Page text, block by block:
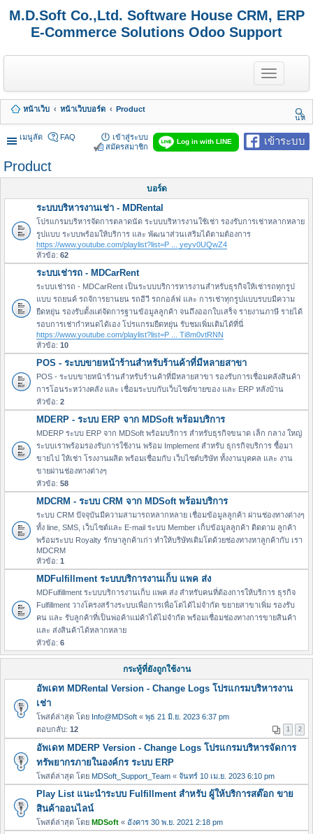
M.D.Soft Co.,Ltd. Software House CRM, ERP
E-Commerce Solutions Odoo Support
T
o
g
e
n
a
g
t
o
หน้าเว็บ หน้าเว็บบอร์ด
Product
นห
า
เมนูลัด
เข้าระบบ
Log in with LINE
FAQ
เข้าสู่ระบบ
สมัครสมาชิก
Product
บอร์ด
ระบบบริหารงานเช่า - MDRental
โปรแกรมบริหารจัดการตลาดนัด ระบบบริหารงานใช้เช่า รองรับการเช่าหลากหลาย
รูปแบบ ระบบพร้อมให้บริการ และ พัฒนาส่วนเสริมได้ตามต้องการ
https://www.youtube.com/playlist?list=P ... yeyv0UQwZ4
หัวข้อ: 62
ระบบเช่ารถ - MDCarRent
ระบบเช่ารถ - MDCarRent เป็นระบบบริการหารงานสำหรับธุรกิจให้เช่ารถทุกรูป
แบบ รถยนค์ รถจัการยานยน รถอีวี รถกอล์ฟ และ การเช่าทุกรูปแบบรบบมีความ
ยืดหยุ่น รองรับตั้งแต่จัดการฐานข้อมูลลูกค้า จนถึงออกใบเสร็จ รายงานภาษี รายได้
รอบการเช่ากำหนดได้เอง โปรแกรมยืดหยุ่น รับชมเพิ่มเติมได้ที่นี่
https://www.youtube.com/playlist?list=P ... Ti8m0vtRNN
หัวข้อ: 10
POS - ระบบขายหน้าร้านสำหรับร้านค้าที่มีหลายสาขา
POS - ระบบขายหน้าร้านสำหรับร้านค้าที่มีหลายสาขา รองรับการเชื่อมคลังสินค้า
การโอนระหว่างคลัง และ เชื่อมระบบกับเว็บไซต์ขายของ และ ERP หลังบ้าน
หัวข้อ: 2
MDERP - ระบบ ERP จาก MDSoft พร้อมบริการ
MDERP ระบบ ERP จาก MDSoft พร้อมบริการ สำหรับธุรกิจขนาด เล็ก กลาง ใหญ่
ระบบเราพร้อมรองรับการใช้งาน พร้อม Implement สำหรับ ธุกรกิจบริการ ซื้อมา
ขายไป ให้เช่า โรงงานผลิต พร้อมเชื่อมกับ เว็บไซต์บริษัท ทั้งงานบุคคล และ งาน
ขายผ่านช่องทางต่างๆ
หัวข้อ: 58
MDCRM - ระบบ CRM จาก MDSoft พร้อมบริการ
ระบบ CRM ปัจจุบันมีความสามารถหลากหลาย เชื่อมข้อมูลลูกค้า ผ่านช่องทางต่างๆ
ทั้ง line, SMS, เว็บไซต์และ E-mail ระบบ Member เก็บข้อมูลลูกค้า ติดตาม ลูกค้า
พร้อมระบบ Royalty รักษาลูกค้าเก่า ทำให้บริษัทเติมโตด้วยช่องทางหาลูกค้ากับ เรา
MDCRM
หัวข้อ: 1
MDFulfillment ระบบบริการงานเก็บ แพค ส่ง
MDFulfillment ระบบบริการงานเก็บ แพค ส่ง สำหรับคนที่ต้องการให้บริการ ธุรกิจ
Fulfillment วางโครงสร้างระบบเพื่อการเพื่อโตได้ไม่จำกัด ขยายสาขาเพิ่ม รองรับ
คน และ รับลูกค้าที่เป็นพ่อค้าแม่ค้าได้ไม่จำกัด พร้อมเชื่อมช่องทางการขายสินค้า
และ ส่งสินค้าได้หลากหลาย
หัวข้อ: 6
กระทู้ที่ยังถูกใช้งาน
อัพเดท MDRental Version - Change Logs โปรแกรมบริหารงาน
เช่า
โพสต์ล่าสุด โดย Info@MDSoft « พุธ 21 มิ.ย. 2023 6:37 pm
ตอบกลับ: 12 1 2
อัพเดท MDERP Version - Change Logs โปรแกรมบริหารจัดการ
ทรัพยากรภายในองค์กร ระบบ ERP
โพสต์ล่าสุด โดย MDSoft_Support_Team « จันทร์ 10 เม.ย. 2023 6:10 pm
Play List แนะนำระบบ Fulfillment สำหรับ ผู้ให้บริการสต๊อก ขาย
สินค้าออนไลน์
โพสต์ล่าสุด โดย MDSoft « อังคาร 30 พ.ย. 2021 2:18 pm